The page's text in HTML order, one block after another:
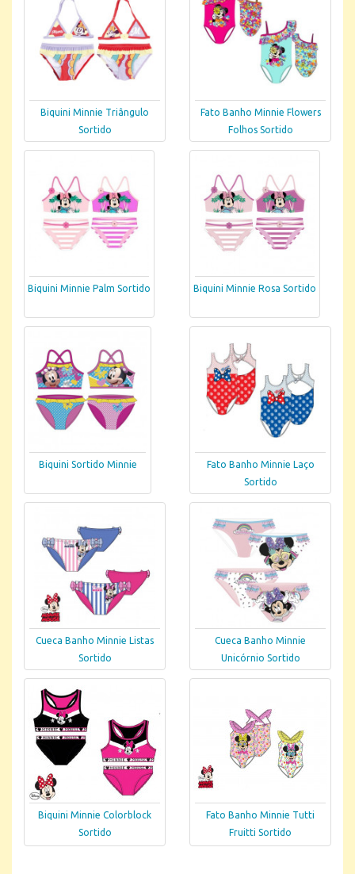
Biquini Minnie Triângulo
Sortido
Fato Banho Minnie Flowers
Folhos Sortido
Biquini Minnie Palm Sortido Biquini Minnie Rosa Sortido
Biquini Sortido Minnie
Fato Banho Minnie Laço
Sortido
Cueca Banho Minnie Listas
Sortido
Cueca Banho Minnie
Unicórnio Sortido
Biquini Minnie Colorblock
Sortido
Fato Banho Minnie Tutti
Fruitti Sortido